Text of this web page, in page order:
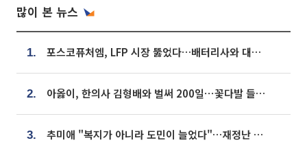
많이 본 뉴스
1. 포스코퓨처엠, LFP 시장 뚫었다…배터리사와 대규모 장기 공급 합의
2. 아옳이, 한의사 김형배와 벌써 200일⋯꽃다발 들고 "프러포즈 아냐"
3. 추미애 "복지가 아니라 도민이 늘었다"…재정난 책임론 정면돌파